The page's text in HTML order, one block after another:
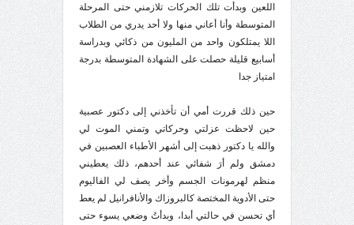
اللعين وبدأت تلك الحركات تلازمني حتى المرحلة
المتوسطة وأنا أعاني منها ولا أحد يدري من الطلاب
اللا يمتلكون واحد من المليون من ذكائي وبدراسة
أسابيع قليلة حصلت على الشهادة المتوسطة بدرجة
امتياز جدا
حين ذلك قررت أمي أن تأخذني إلى دكتور عصبية
حين لاحظت عزلتي وحركاتي وتمني الموت لي
والله يا دكتور ذهبت إلى أشهر الأطباء العصبين في
دمشق ولم أرَ شفائي عند أحدهم، ذلك يعطيني
منظم لهرمونات الجسم وأخر يصف لي الفاليوم
حتى الأدوية المختصة كالبروزاك والأنافرانيل لم يعط
أي تحسن في حالتي أبدا، وبدأتُ وضعي يسوء حتى